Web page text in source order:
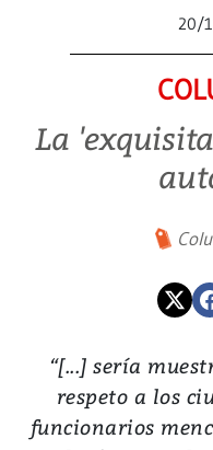
20/
La
“[...] sería
respeto a los
funcionarios